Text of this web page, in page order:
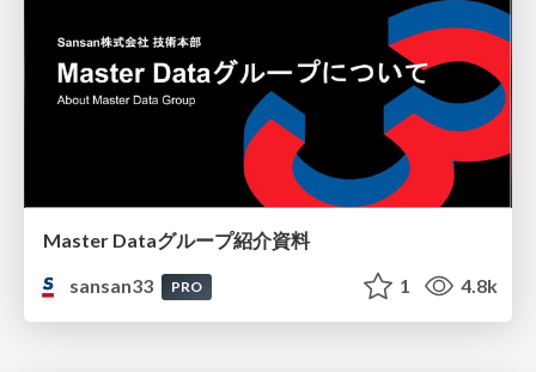
Master Dataグループ紹介資料
sansan33
PRO 1 4.8k